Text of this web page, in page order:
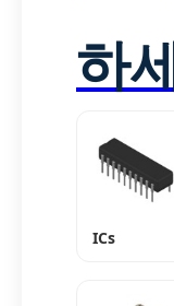
하
ICs